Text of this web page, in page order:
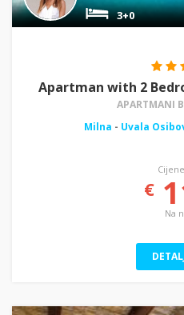
3+0
Apartman with 2
APARTMANI
Milna - Uvala
€
Na